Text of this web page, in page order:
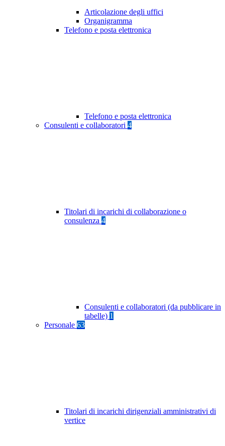
Articolazione degli uffici
Organigramma
Telefono e posta elettronica
Telefono e posta elettronica
Consulenti e collaboratori 4
Titolari di incarichi di collaborazione o
consulenza 4
Consulenti e collaboratori (da pubblicare in
tabelle) 1
Personale 63
Titolari di incarichi dirigenziali amministrativi di
vertice